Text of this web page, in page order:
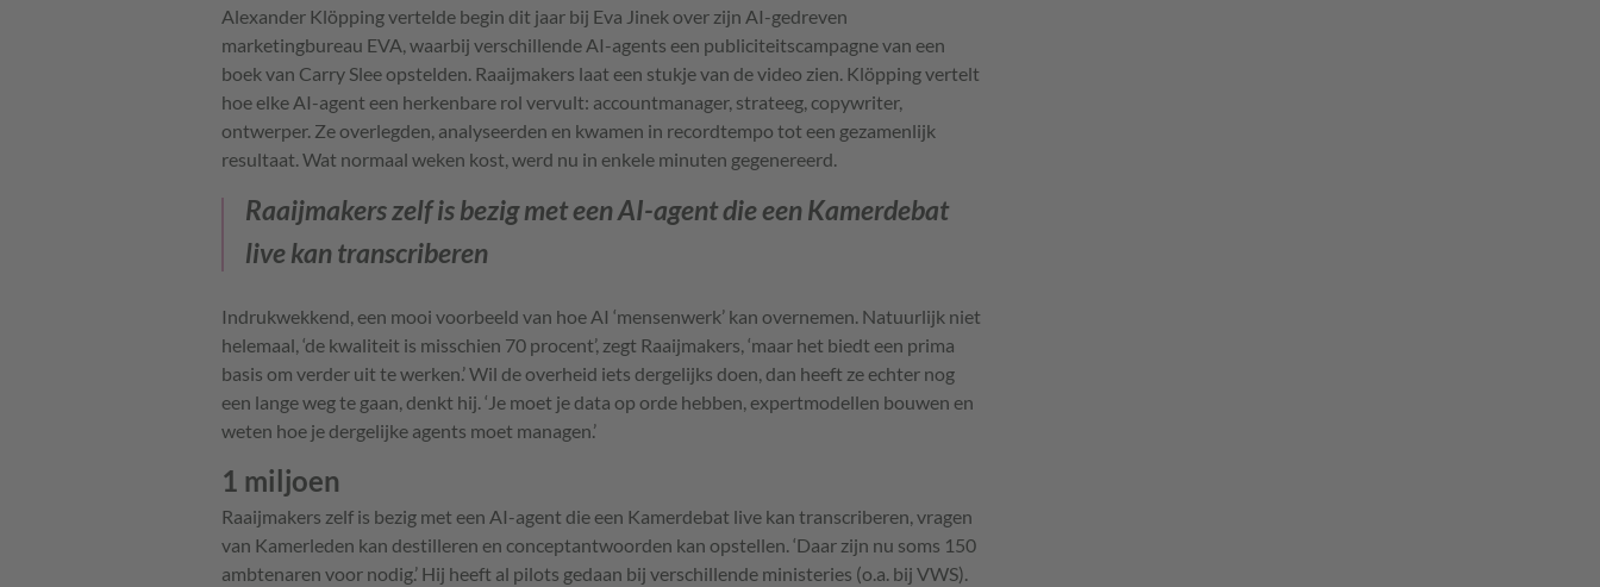
Alexander Klöpping vertelde begin dit jaar bij Eva Jinek over zijn AI-gedreven
marketingbureau EVA, waarbij verschillende AI-agents een publiciteitscampagne van een
boek van Carry Slee opstelden. Raaijmakers laat een stukje van de video zien. Klöpping vertelt
hoe elke AI-agent een herkenbare rol vervult: accountmanager, strateeg, copywriter,
ontwerper. Ze overlegden, analyseerden en kwamen in recordtempo tot een gezamenlijk
resultaat. Wat normaal weken kost, werd nu in enkele minuten gegenereerd.
Raaijmakers zelf is bezig met een AI-agent die een Kamerdebat
live kan transcriberen
Indrukwekkend, een mooi voorbeeld van hoe AI ‘mensenwerk’ kan overnemen. Natuurlijk niet
helemaal, ‘de kwaliteit is misschien 70 procent’, zegt Raaijmakers, ‘maar het biedt een prima
basis om verder uit te werken.’ Wil de overheid iets dergelijks doen, dan heeft ze echter nog
een lange weg te gaan, denkt hij. ‘Je moet je data op orde hebben, expertmodellen bouwen en
weten hoe je dergelijke agents moet managen.’
1 miljoen
Raaijmakers zelf is bezig met een AI-agent die een Kamerdebat live kan transcriberen, vragen
van Kamerleden kan destilleren en conceptantwoorden kan opstellen. ‘Daar zijn nu soms 150
ambtenaren voor nodig.’ Hij heeft al pilots gedaan bij verschillende ministeries (o.a. bij VWS).